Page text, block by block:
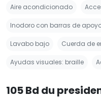
Aire acondicionado
Inodoro con barras de
Lavabo bajo Cuerda de
Ayudas visuales: braille
105 Bd du